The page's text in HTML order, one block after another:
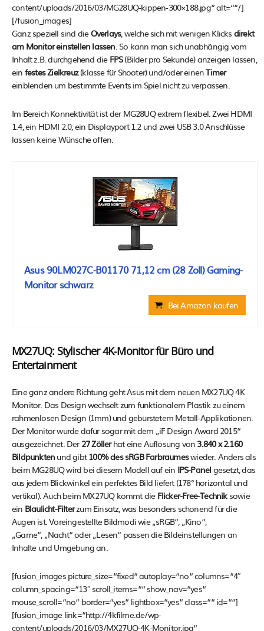
content/uploads/2016/03/MG28UQ-kippen-300×188.jpg“ alt=““/]
[/fusion_images]
Ganz speziell sind dieOverlays, welche sich mit wenigen Klicks direkt
am Monitor einstellen lassen. So kann man sich unabhängig vom
Inhalt z.B. durchgehend die FPS(Bilder pro Sekunde) anzeigen lassen,
ein festes Zielkreuz(klasse für Shooter) und/oder einenTimer
einblenden um bestimmte Events im Spiel nicht zu verpassen.
Im Bereich Konnektivität ist der MG28UQ extrem flexibel. Zwei HDMI
1.4, ein HDMI 2.0, ein Displayport 1.2 und zwei USB 3.0 Anschlüsse
lassen keine Wünsche offen.
Asus 90LM027C-B01170 71,12 cm (28 Zoll) Gaming-
Monitor schwarz
Bei Amazon kaufen
MX27UQ: Stylischer 4K-Monitor für Büro und
Entertainment
Eine ganz andere Richtung geht Asus mit dem neuen MX27UQ 4K
Monitor. Das Design wechselt zum funktionalem Plastik zu einem
rahmenlosen Design (1mm) und gebürstetem Metall-Applikationen.
Der Monitor wurde dafür sogar mit dem „iF Design Award 2015“
ausgezeichnet. Der 27 Zöllerhat eine Auflösung von 3.840 x 2.160
Bildpunkten und gibt100% des sRGB Farbraumeswieder. Anders als
beim MG28UQ wird bei diesem Modell auf ein IPS-Panel gesetzt, das
aus jedem Blickwinkel ein perfektes Bild liefert (178° horizontal und
vertikal). Auch beim MX27UQ kommt die Flicker-Free-Techniksowie
ein Blaulicht-Filterzum Einsatz, was besonders schonend für die
Augen ist. Voreingestellte Bildmodi wie „sRGB“, „Kino“,
„Game“, „Nacht“ oder „Lesen“ passen die Bildeinstellungen an
Inhalte und Umgebung an.
[fusion_images picture_size=“fixed“ autoplay=“no“ columns=“4″
column_spacing=“13″ scroll_items=““ show_nav=“yes“
mouse_scroll=“no“ border=“yes“ lightbox=“yes“ class=““ id=““]
[fusion_image link=“http://4kfilme.de/wp-
content/uploads/2016/03/MX27UQ-4K-Monitor.jpg“